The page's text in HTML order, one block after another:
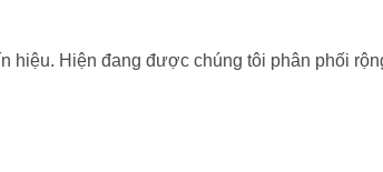
hiệu. Hiện đang được chúng tôi phân phối